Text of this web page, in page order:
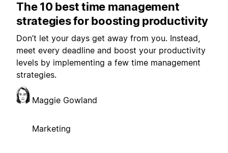
The 10 best time management
strategies for boosting productivity
Don’t let your days get away from you. Instead,
meet every deadline and boost your productivity
levels by implementing a few time management
strategies.
Maggie Gowland
Marketing